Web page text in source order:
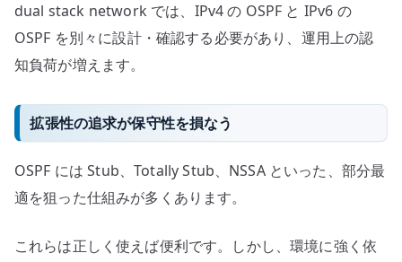
dual stack network では、IPv4 の OSPF と IPv6 の
OSPF を別々に設計・確認する必要があり、運用上の認
知負荷が増えます。
拡張性の追求が保守性を損なう
OSPF には Stub、Totally Stub、NSSA といった、部分最
適を狙った仕組みが多くあります。
これらは正しく使えば便利です。しかし、環境に強く依